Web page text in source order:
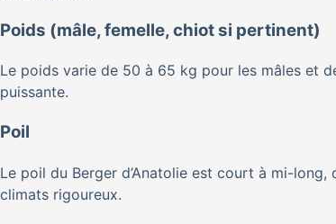
Poids (mâle, femelle, chiot si pertinent)
Le poids varie de 50 à 65 kg pour les mâles et
puissante.
Poil
Le poil du Berger d’Anatolie est court à mi-
climats rigoureux.